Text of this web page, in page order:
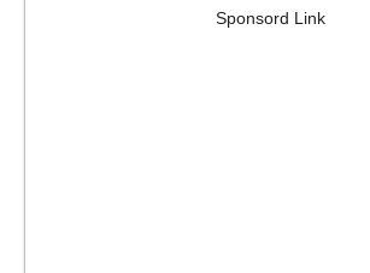
Sponsord Link